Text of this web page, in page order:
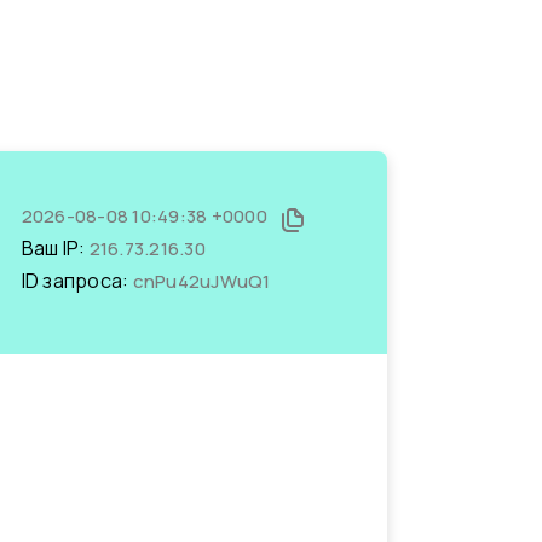
2026-08-08 10:49:38 +0000
Ваш IP: 216.73.216.30
ID запроса: cnPu42uJWuQ1